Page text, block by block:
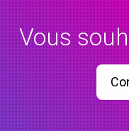
Vous